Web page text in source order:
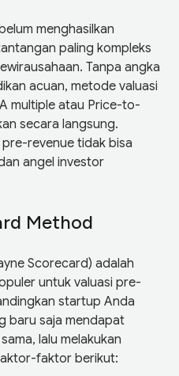
menghasilkan
paling kompleks
Tanpa angka
acuan, metode valuasi
multiple atau Price-to-
secara langsung.
revenue tidak bisa
angel investor
Method
Scorecard) adalah
untuk valuasi pre-
startup Anda
baru saja mendapat
lalu melakukan
faktor berikut: